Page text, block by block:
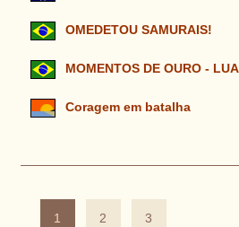
OMEDETOU SAMURAIS!
MOMENTOS DE OURO - LUA
Coragem em batalha
1 2 3